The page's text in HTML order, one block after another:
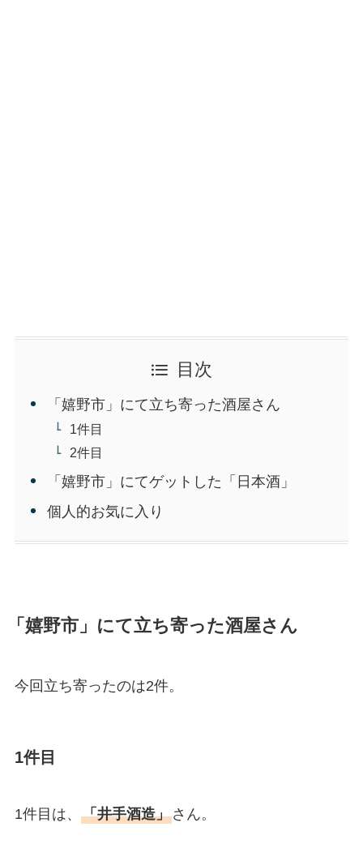
目次
「嬉野市」にて立ち寄った酒屋さん
1件目
2件目
「嬉野市」にてゲットした「日本酒」
個人的お気に入り
「嬉野市」にて立ち寄った酒屋さん
今回立ち寄ったのは2件。
1件目
1件目は、 「井手酒造」さん。